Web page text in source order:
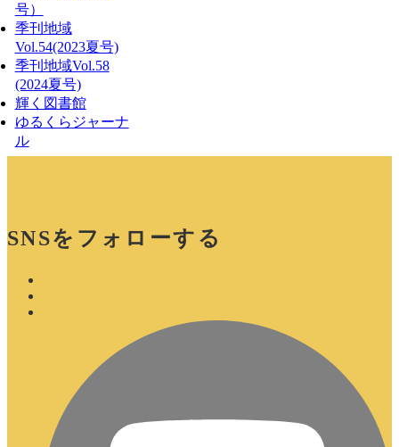
号）
季刊地域
Vol.54(2023夏号)
季刊地域Vol.58
(2024夏号)
輝く図書館
ゆるくらジャーナ
ル
SNSをフォローする